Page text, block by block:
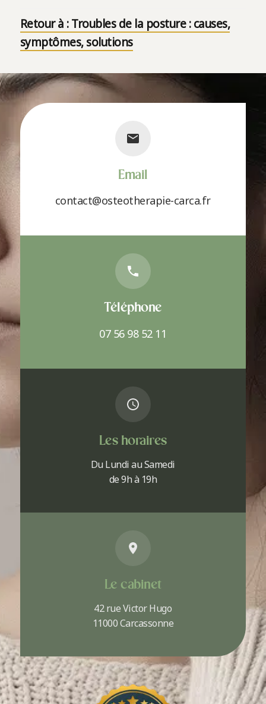
Retour à : Troubles de la posture : causes,
symptômes, solutions
Email
contact@osteotherapie-carca.fr
Téléphone
07 56 98 52 11
Les horaires
Du Lundi au Samedi
de 9h à 19h
Le cabinet
42 rue Victor Hugo
11000 Carcassonne